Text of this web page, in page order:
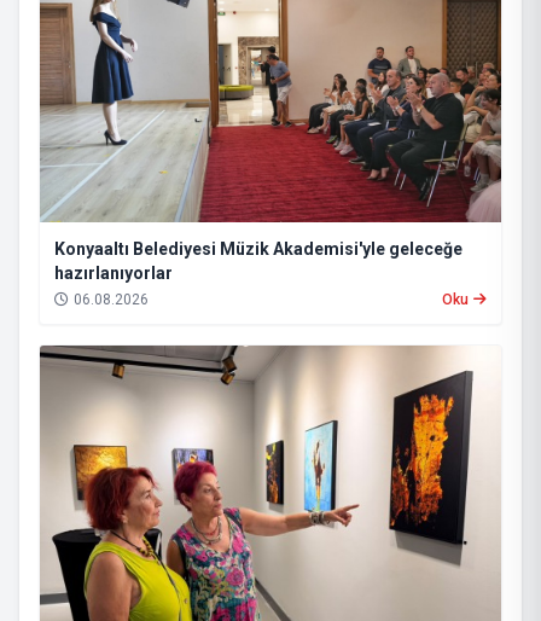
Konyaaltı Belediyesi Müzik Akademisi'yle geleceğe
hazırlanıyorlar
06.08.2026 Oku